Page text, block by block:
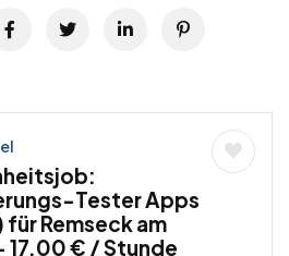
Tester Apps
Remseck am
17,00 € / Stunde